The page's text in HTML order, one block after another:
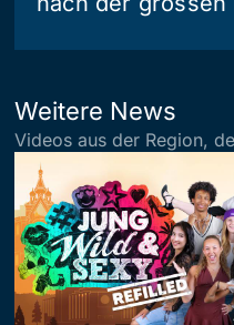
Weitere News
Videos aus der Region,